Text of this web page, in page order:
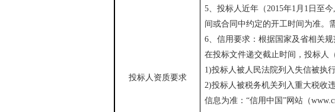
投标人资质要求
5、投标人近年（2015年1 月 1 日至今
间或合同中约定的开工时间为准。
6、信用要求：根据国家及省相关
在投标文件递交截止时间，投标人
1)投标人被人民法院列入失信被执
2)投标人被税务机关列入重大税收
信息为准：“信用中国”网站（